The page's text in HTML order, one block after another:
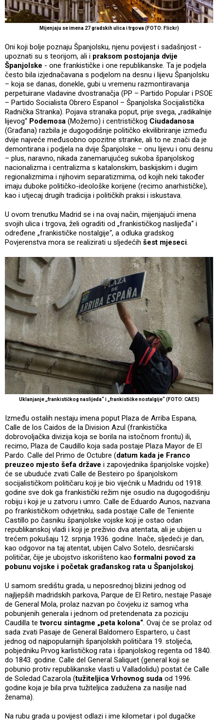
Mijenjaju se imena 27 gradskih ulica i trgova (FOTO: Flickr)
Oni koji bolje poznaju Španjolsku, njenu povijest i sadašnjost -
upoznati su s teorijom, ali i praksom postojanja dvije
Španjolske - one frankističke i one republikanske. Ta je podjela
često bila izjednačavana s podjelom na desnu i lijevu Španjolsku
– koja se danas, donekle, gubi u vremenu razmontiravanja
perpetuirane vladavine dvostranačja (PP – Partido Popular i PSOE
– Partido Socialista Obrero Espanol – Španjolska Socijalistička
Radnička Stranka). Pojava stranaka poput, prije svega, „radikalnije
lijevog“ Podemosa (Možemo) i centrističkog Ciudadanosa
(Građana) razbila je dugogodišnje političko ekvilibriranje između
dvije najveće međusobno opozitne stranke, ali to ne znači da je
demontirana i podjela na dvije Španjolske – onu lijevu i onu desnu
– plus, naravno, nikada zanemarujućeg sukoba španjolskog
nacionalizma i centralizma s katalonskim, baskijskim i dugim
regionalizmima i njihovim separatizmima, od kojih neki također
imaju duboke političko-ideološke korijene (recimo anarhističke),
kao i utjecaj drugih tradicija i političkih praksi i iskustava.
U ovom trenutku Madrid se i na ovaj način, mijenjajući imena
svojih ulica i trgova, želi ograditi od „frankističkog naslijeđa“ i
određene „frankističke nostalgije“, a odluka gradskog
Povjerenstva mora se realizirati u sljedećih šest mjeseci.
Uklanjanje „frankističkog naslijeđa“ i „frankističke nostalgije“ (FOTO: CAES)
Između ostalih nestaju imena poput Plaza de Arriba Espana,
Calle de los Caidos de la Division Azul (frankistička
dobrovoljačka divizija koja se borila na istočnom frontu) ili,
recimo, Plaza de Caudillo koja sada postaje Plaza Mayor de El
Pardo. Calle del Primo de Octubre (datum kada je Franco
preuzeo mjesto šefa države i zapovjednika španjolske vojske)
će se ubuduće zvati Calle de Besteiro po španjolskom
socijalističkom političaru koji je bio vijećnik u Madridu od 1918.
godine sve dok ga frankistički režim nije osudio na dugogodišnju
robiju i koji je u zatvoru i umro. Calle de Eduardo Aunos, nazvana
po frankističkom odvjetniku, sada postaje Calle de Teniente
Castillo po časniku španjolske vojske koji je ostao odan
republikanskoj vladi i koji je preživio dva atentata, ali je ubijen u
trećem pokušaju 12. srpnja 1936. godine. Inače, sljedeći je dan,
kao odgovor na taj atentat, ubijen Calvo Sotelo, desničarski
političar, čije je ubojstvo iskorišteno kao formalni povod za
pobunu vojske i početak građanskog rata u Španjolskoj.
U samom središtu grada, u neposrednoj blizini jednog od
najljepših madridskih parkova, Parque de El Retiro, nestaje Pasaje
de General Mola, prolaz nazvan po čovjeku iz samog vrha
pobunjenih generala i jednom od pretendenata za poziciju
Caudilla tetvorcu sintagme „peta kolona“. Ovaj će se prolaz od
sada zvati Pasaje de General Baldomero Espartero, u čast
jednog od najpopularnijih španjolskih političara 19. stoljeća,
pobjedniku Prvog karlističkog rata i španjolskog regenta od 1840.
do 1843. godine. Calle del General Saliquet (general koji se
pobunio protiv republikanske vlasti u Valladolidu) postat će Calle
de Soledad Cazarola (tužiteljica Vrhovnog suda od 1996.
godine koja je bila prva tužiteljica zadužena za nasilje nad
ženama).
Na rubu grada u povijest odlazi i ime kilometar i pol dugačke